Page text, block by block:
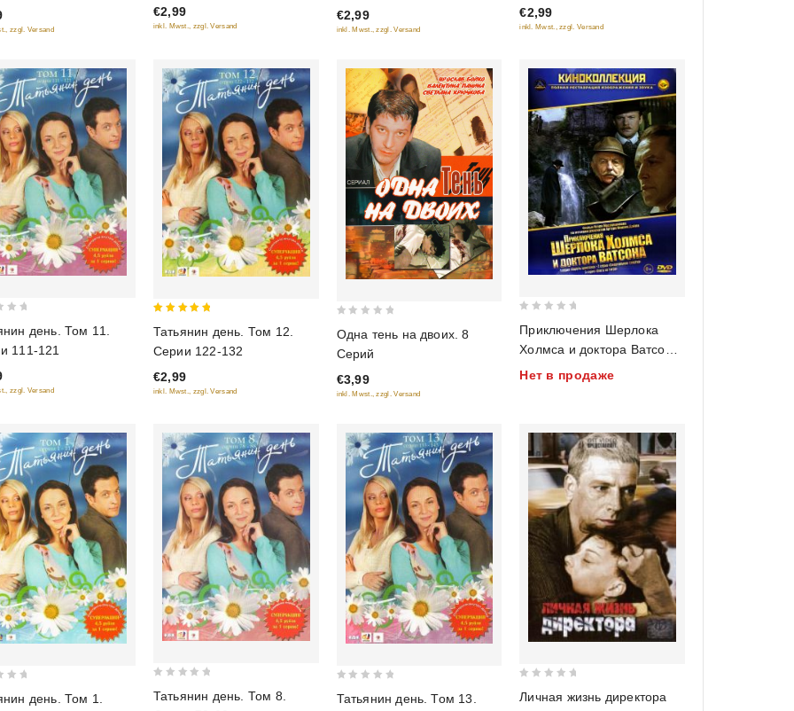
zzgl. Versand
5
€2,99
inkl. Mwst., zzgl. Versand
€2,99
inkl. Mwst., zzgl. Versand
5
€2,99
inkl. Mwst., zzgl. Versand
день. Том 11.
111-121
zzgl. Versand
Татьянин день. Том 12.
Серии 122-132
€2,99
inkl. Mwst., zzgl. Versand
out
of
5
Одна тень на двоих. 8
Серий
€3,99
inkl. Mwst., zzgl. Versand
out
of
5
Приключения Шерлока
Холмса и доктора Ватсона:
Король шантажа.
Нет в продаже
день. Том 1.
Татьянин день. Том 8.
Татьянин день. Том 13.
Личная жизнь директора